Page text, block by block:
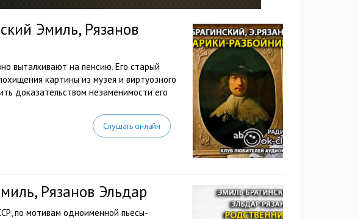
Эмиль, Рязанов
выталкивают на пенсию. Его старый
картины из музея и виртуозного
доказательством незаменимости его
Слушать онлайн
Рязанов Эльдар
по мотивам одноименной пьесы-